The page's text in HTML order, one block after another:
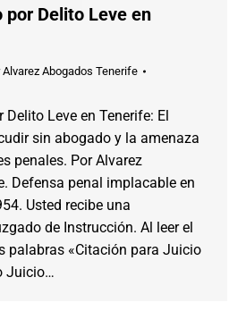
Delito Leve en
Alvarez Abogados Tenerife
Leve en Tenerife: El
sin abogado y la amenaza
penales. Por Alvarez
Defensa penal implacable en
Usted recibe una
de Instrucción. Al leer el
palabras «Citación para Juicio
Juicio…